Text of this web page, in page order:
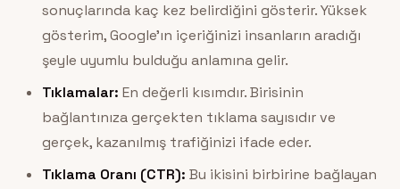
sonuçlarında kaç kez belirdiğini gösterir. Yüksek
gösterim, Google’ın içeriğinizi insanların aradığı
şeyle uyumlu bulduğu anlamına gelir.
Tıklamalar: En değerli kısımdır. Birisinin
bağlantınıza gerçekten tıklama sayısıdır ve
gerçek, kazanılmış trafiğinizi ifade eder.
Tıklama Oranı (CTR): Bu ikisini birbirine bağlayan